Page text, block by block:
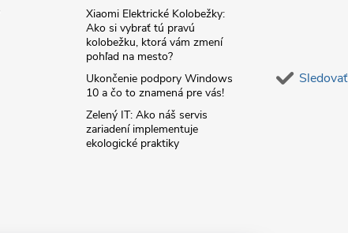
Xiaomi Elektrické Kolobežky:
Ako si vybrať tú pravú
kolobežku, ktorá vám zmení
pohľad na mesto?
Ukončenie podpory Windows
10 a čo to znamená pre vás!
Zelený IT: Ako náš servis
zariadení implementuje
ekologické praktiky